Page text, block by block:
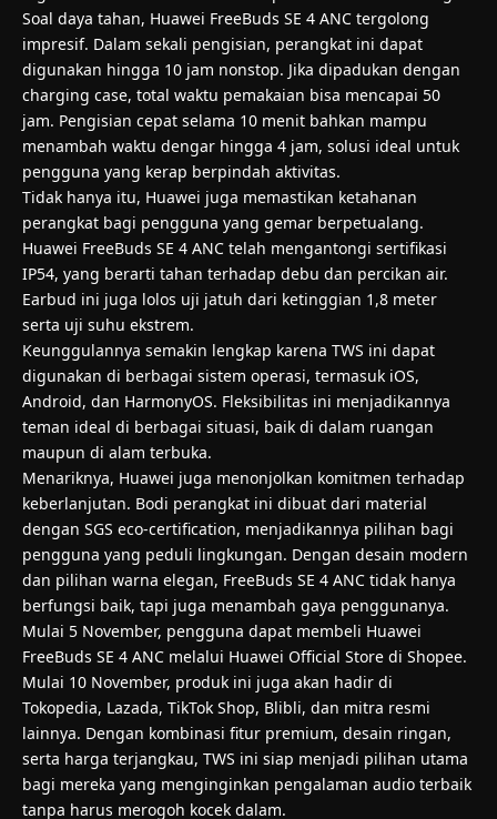
Soal daya tahan, Huawei FreeBuds SE 4 ANC tergolong
impresif. Dalam sekali pengisian, perangkat ini dapat
digunakan hingga 10 jam nonstop. Jika dipadukan dengan
charging case, total waktu pemakaian bisa mencapai 50
jam. Pengisian cepat selama 10 menit bahkan mampu
menambah waktu dengar hingga 4 jam, solusi ideal untuk
pengguna yang kerap berpindah aktivitas.
Tidak hanya itu, Huawei juga memastikan ketahanan
perangkat bagi pengguna yang gemar berpetualang.
Huawei FreeBuds SE 4 ANC telah mengantongi sertifikasi
IP54, yang berarti tahan terhadap debu dan percikan air.
Earbud ini juga lolos uji jatuh dari ketinggian 1,8 meter
serta uji suhu ekstrem.
Keunggulannya semakin lengkap karena TWS ini dapat
digunakan di berbagai sistem operasi, termasuk iOS,
Android, dan HarmonyOS. Fleksibilitas ini menjadikannya
teman ideal di berbagai situasi, baik di dalam ruangan
maupun di alam terbuka.
Menariknya, Huawei juga menonjolkan komitmen terhadap
keberlanjutan. Bodi perangkat ini dibuat dari material
dengan SGS eco-certification, menjadikannya pilihan bagi
pengguna yang peduli lingkungan. Dengan desain modern
dan pilihan warna elegan, FreeBuds SE 4 ANC tidak hanya
berfungsi baik, tapi juga menambah gaya penggunanya.
Mulai 5 November, pengguna dapat membeli Huawei
FreeBuds SE 4 ANC melalui Huawei Official Store di Shopee.
Mulai 10 November, produk ini juga akan hadir di
Tokopedia, Lazada, TikTok Shop, Blibli, dan mitra resmi
lainnya. Dengan kombinasi fitur premium, desain ringan,
serta harga terjangkau, TWS ini siap menjadi pilihan utama
bagi mereka yang menginginkan pengalaman audio terbaik
tanpa harus merogoh kocek dalam.